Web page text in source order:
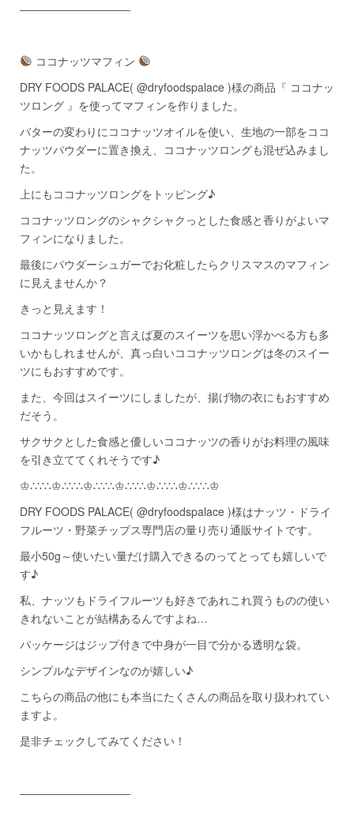
――――――――――
ココナッツマフィン
DRY FOODS PALACE( @dryfoodspalace )様の商品『 ココナッ
ツロング 』を使ってマフィンを作りました。
バターの変わりにココナッツオイルを使い、生地の一部をココ
ナッツパウダーに置き換え、ココナッツロングも混ぜ込みまし
た。
上にもココナッツロングをトッピング♪
ココナッツロングのシャクシャクっとした食感と香りがよいマ
フィンになりました。
最後にパウダーシュガーでお化粧したらクリスマスのマフィン
に見えませんか？
きっと見えます！
ココナッツロングと言えば夏のスイーツを思い浮かべる方も多
いかもしれませんが、真っ白いココナッツロングは冬のスイー
ツにもおすすめです。
また、今回はスイーツにしましたが、揚げ物の衣にもおすすめ
だそう。
サクサクとした食感と優しいココナッツの香りがお料理の風味
を引き立ててくれそうです♪
♔∴∵∴♔∴∵∴♔∴∵∴♔∴∵∴♔∴∵∴♔∴∵∴♔
DRY FOODS PALACE( @dryfoodspalace )様はナッツ・ドライ
フルーツ・野菜チップス専門店の量り売り通販サイトです。
最小50g～使いたい量だけ購入できるのってとっても嬉しいで
す♪
私、ナッツもドライフルーツも好きであれこれ買うものの使い
きれないことが結構あるんですよね…
パッケージはジップ付きで中身が一目で分かる透明な袋。
シンプルなデザインなのが嬉しい♪
こちらの商品の他にも本当にたくさんの商品を取り扱われてい
ますよ。
是非チェックしてみてください！
――――――――――